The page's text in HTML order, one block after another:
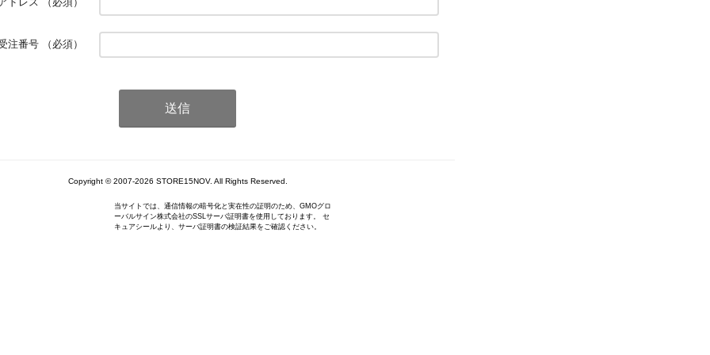
注番号 （必須）
Copyright © 2007-2026 STORE15NOV. All Rights Reserved.
当サイトでは、通信情報の暗号化と実在性の証明のため、GMOグロ
ーバルサイン株式会社のSSLサーバ証明書を使用しております。 セ
キュアシールより、サーバ証明書の検証結果をご確認ください。